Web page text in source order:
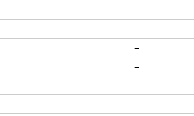
−
−
−
−
−
−